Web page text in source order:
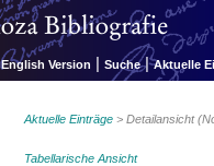
English Version | Suche | Aktuelle
Aktuelle Einträge > Detailansicht
Tabellarische Ansicht